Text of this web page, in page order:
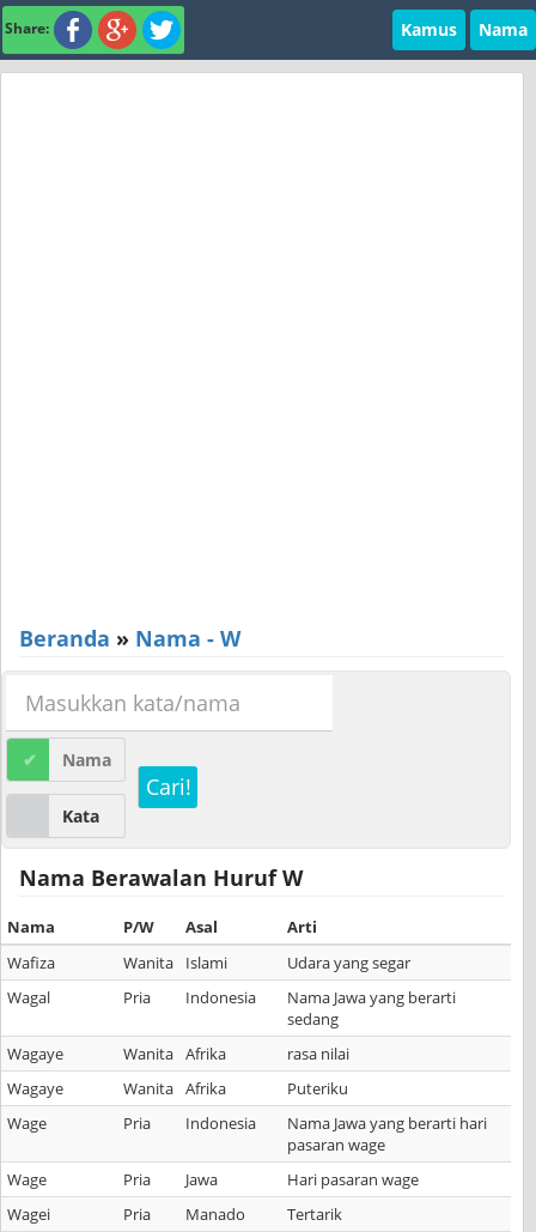
Share: Kamus Nama
Beranda » Nama - W
Nama
Kata
Cari!
Nama Berawalan Huruf W
Nama P/W Asal
Arti
Wafiza
Wanita Islami
Udara yang segar
Wagal
Pria Indonesia
Nama Jawa yang berarti
sedang
Wagaye
Wanita Afrika
rasa nilai
Wagaye
Wanita Afrika
Puteriku
Wage
Pria Indonesia
Nama Jawa yang berarti hari
pasaran wage
Wage
Pria Jawa
Hari pasaran wage
Wagei
Pria Manado Tertarik